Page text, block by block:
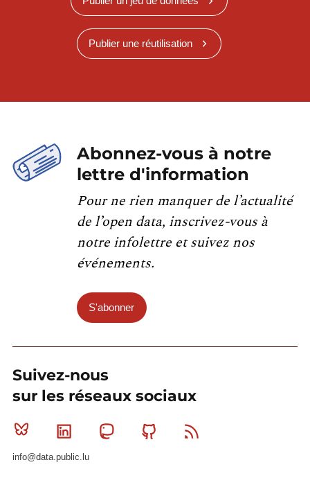
Publier une réutilisation
Abonnez-vous à notre
lettre d'information
Pour ne rien manquer de l’actualité
de l’open data, inscrivez-vous à
notre infolettre et suivez nos
événements.
S'abonner
Suivez-nous
sur les réseaux sociaux
Bluesky Linkedin MastodonGithub
info@data.public.lu